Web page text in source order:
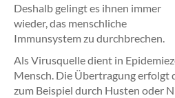
Deshalb gelingt es ihnen immer
wieder, das menschliche
Immunsystem zu durchbrechen.
Als Virusquelle dient in
Mensch. Die Übertragung erfolgt
zum Beispiel durch Husten oder